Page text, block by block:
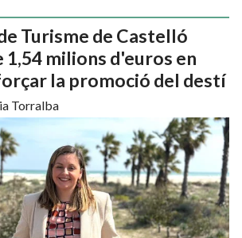
Turisme de Castelló
1,54 milions d'euros en
la promoció del destí
Torralba